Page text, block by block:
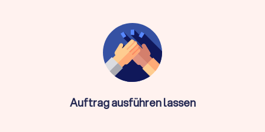
kurzfristig oder länger bei Überschneidung
Verpackungsmaterial:
stabile Kartons, Kleiderboxen,
Schutzfolien, Matratzenhüllen
Ist Reinigung nicht im Angebot des
Auftrag ausführen lassen